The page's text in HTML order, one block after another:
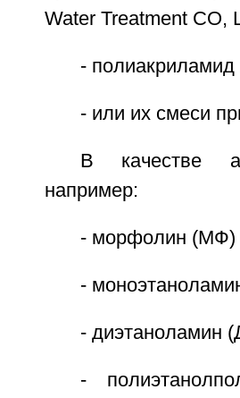
Water Treatment CO,
-
- или их смеси
В качестве
например:
- морфолин (МФ)
-
- диэтаноламин
-